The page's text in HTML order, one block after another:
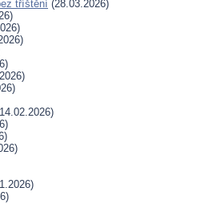
tříštění (28.03.2026)